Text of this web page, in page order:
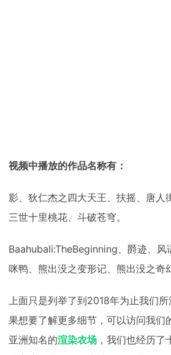
视频中播放的作品名称有：
影、狄仁杰之四大天王、扶摇、唐人
三世十里桃花、斗破苍穹。
Baahubali:TheBeginning、爵迹、风
咪鸭、熊出没之变形记、熊出没之奇
上面只是列举了到2018年为止我们
果想要了解更多细节，可以访问我们
亚洲知名的渲染农场 ，我们也经历